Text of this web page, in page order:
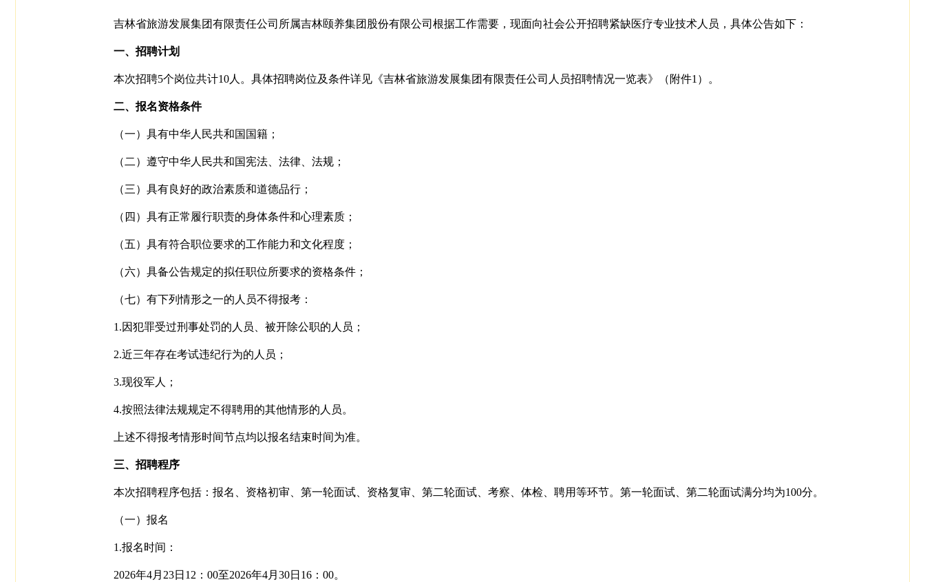
吉林省旅游发展集团有限责任公司所属吉林颐养集团股份有限公司根据工作需要，现面向社会公开招聘紧缺医疗专业技术人员，具体公告如下：
一、招聘计划
本次招聘5个岗位共计10人。具体招聘岗位及条件详见《吉林省旅游发展集团有限责任公司人员招聘情况一览表》（附件1）。
二、报名资格条件
（一）具有中华人民共和国国籍；
（二）遵守中华人民共和国宪法、法律、法规；
（三）具有良好的政治素质和道德品行；
（四）具有正常履行职责的身体条件和心理素质；
（五）具有符合职位要求的工作能力和文化程度；
（六）具备公告规定的拟任职位所要求的资格条件；
（七）有下列情形之一的人员不得报考：
1.因犯罪受过刑事处罚的人员、被开除公职的人员；
2.近三年存在考试违纪行为的人员；
3.现役军人；
4.按照法律法规规定不得聘用的其他情形的人员。
上述不得报考情形时间节点均以报名结束时间为准。
三、招聘程序
本次招聘程序包括：报名、资格初审、第一轮面试、资格复审、第二轮面试、考察、体检、聘用等环节。第一轮面试、第二轮面试满分均为100分。
（一）报名
1.报名时间：
2026年4月23日12：00至2026年4月30日16：00。